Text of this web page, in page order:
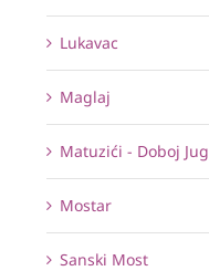
Lukavac
Maglaj
Matuzići - Doboj Jug
Mostar
Sanski Most